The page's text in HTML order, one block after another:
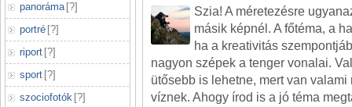
panoráma [?]
portré [?]
riport [?]
sport [?]
szociofotók [?]
Szia! A méretezésre
másik képnél. A főtéma, a
ha a kreativitás
nagyon szépek a tenger vonalai.
ütősebb is lehetne, mert van
víznek. Ahogy írod is a jó téma